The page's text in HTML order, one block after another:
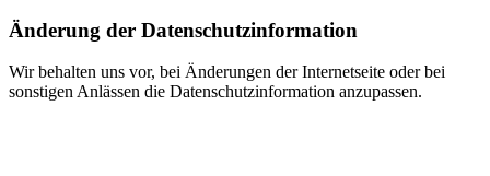
Änderung der Datenschutzinformation
Wir behalten uns vor, bei Änderungen der Internetseite oder bei
sonstigen Anlässen die Datenschutzinformation anzupassen.